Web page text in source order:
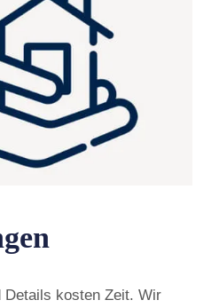
Details kosten Zeit. Wir